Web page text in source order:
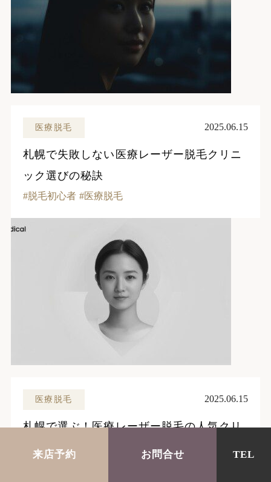
医療脱毛 2025.06.15
札幌で失敗しない医療レーザー脱毛クリニ
ック選びの秘訣
脱毛初心者 医療脱毛
医療脱毛 2025.06.15
札幌で選ぶ！医療レーザー脱毛の人気クリ
ニック徹底比較
来店予約 お問合せ TEL